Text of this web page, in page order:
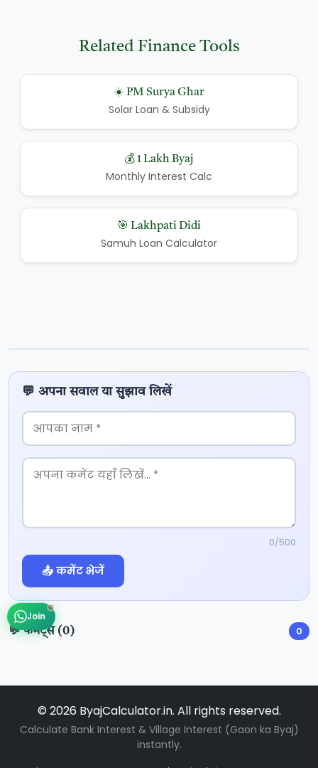
Join
Related Finance Tools
☀️ PM Surya Ghar
Solar Loan & Subsidy
💰 1 Lakh Byaj
Monthly Interest Calc
🎯 Lakhpati Didi
Samuh Loan Calculator
💬 अपना सवाल या सुझाव लिखें
0/500
📤 कमेंट भेजें
💬 कमेंट्स (0) 0
© 2026 ByajCalculator.in. All rights reserved.
Calculate Bank Interest & Village Interest (Gaon ka Byaj)
instantly.